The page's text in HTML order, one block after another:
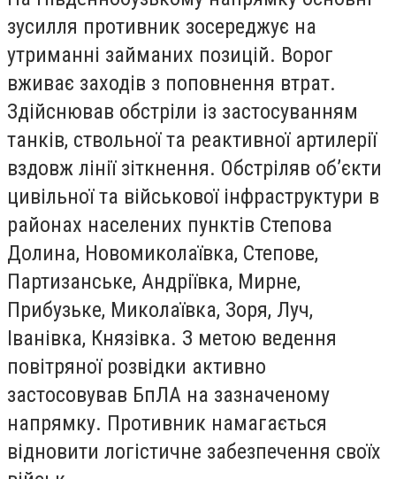
зусилля противник зосереджує на
утриманні займаних позицій. Ворог
вживає заходів з поповнення втрат.
Здійснював обстріли із застосуванням
танків, ствольної та реактивної артилерії
вздовж лінії зіткнення. Обстріляв об’єкти
цивільної та військової інфраструктури в
районах населених пунктів Степова
Долина, Новомиколаївка, Степове,
Партизанське, Андріївка, Мирне,
Прибузьке, Миколаївка, Зоря, Луч,
Іванівка, Князівка. З метою ведення
повітряної розвідки активно
застосовував БпЛА на зазначеному
напрямку. Противник намагається
відновити логістичне забезпечення своїх